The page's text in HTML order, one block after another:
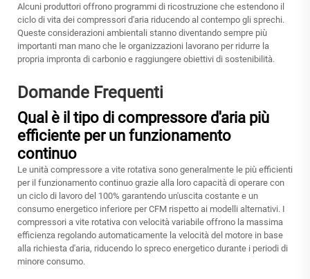
Alcuni produttori offrono programmi di ricostruzione che estendono il
ciclo di vita dei compressori d'aria riducendo al contempo gli sprechi.
Queste considerazioni ambientali stanno diventando sempre più
importanti man mano che le organizzazioni lavorano per ridurre la
propria impronta di carbonio e raggiungere obiettivi di sostenibilità.
Domande Frequenti
Qual è il tipo di compressore d'aria più
efficiente per un funzionamento
continuo
Le unità compressore a vite rotativa sono generalmente le più efficienti
per il funzionamento continuo grazie alla loro capacità di operare con
un ciclo di lavoro del 100% garantendo un'uscita costante e un
consumo energetico inferiore per CFM rispetto ai modelli alternativi. I
compressori a vite rotativa con velocità variabile offrono la massima
efficienza regolando automaticamente la velocità del motore in base
alla richiesta d'aria, riducendo lo spreco energetico durante i periodi di
minore consumo.